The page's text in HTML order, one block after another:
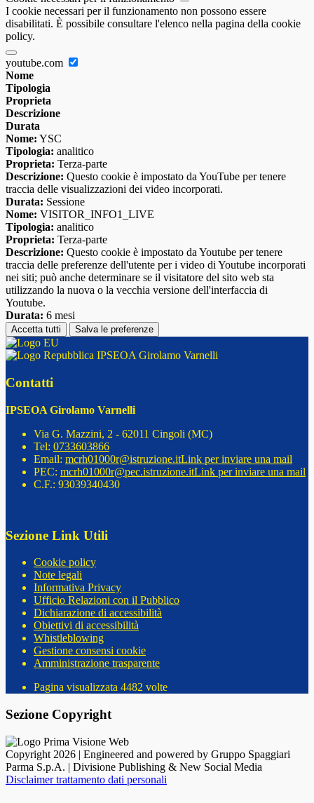
I cookie necessari per il funzionamento non possono essere
disabilitati. È possibile consultare l'elenco nella pagina della cookie
policy.
youtube.com
Nome
Tipologia
Proprieta
Descrizione
Durata
Nome: YSC
Tipologia: analitico
Proprieta: Terza-parte
Descrizione: Questo cookie è impostato da YouTube per tenere
traccia delle visualizzazioni dei video incorporati.
Durata: Sessione
Nome: VISITOR_INFO1_LIVE
Tipologia: analitico
Proprieta: Terza-parte
Descrizione: Questo cookie è impostato da Youtube per tenere
traccia delle preferenze dell'utente per i video di Youtube incorporati
nei siti; può anche determinare se il visitatore del sito web sta
utilizzando la nuova o la vecchia versione dell'interfaccia di
Youtube.
Durata: 6 mesi
Accetta tutti Salva le preferenze
IPSEOA Girolamo Varnelli
Contatti
IPSEOA Girolamo Varnelli
Via G. Mazzini, 2 - 62011 Cingoli (MC)
Tel: 0733603866
Email: mcrh01000r@istruzione.itLink per inviare una mail
PEC: mcrh01000r@pec.istruzione.itLink per inviare una mail
C.F.: 93039340430
Sezione Link Utili
Cookie policy
Note legali
Informativa Privacy
Ufficio Relazioni con il Pubblico
Dichiarazione di accessibilità
Obiettivi di accessibilità
Whistleblowing
Gestione consensi cookie
Amministrazione trasparente
Pagina visualizzata 4482 volte
Sezione Copyright
Copyright 2026 | Engineered and powered by Gruppo Spaggiari
Parma S.p.A. | Divisione Publishing & New Social Media
Disclaimer trattamento dati personali